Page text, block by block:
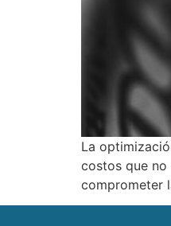
La
costos que
comprometer